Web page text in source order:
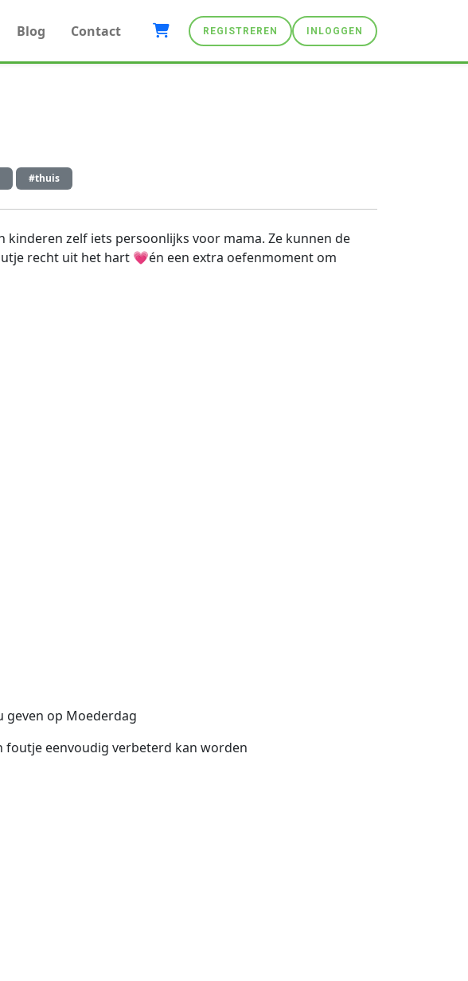
Blog Contact REGISTREREN INLOGGEN
#thuis
zelf iets persoonlijks voor mama. Ze kunnen de
recht uit het hart 💗én een extra oefenmoment om
geven op Moederdag
foutje eenvoudig verbeterd kan worden